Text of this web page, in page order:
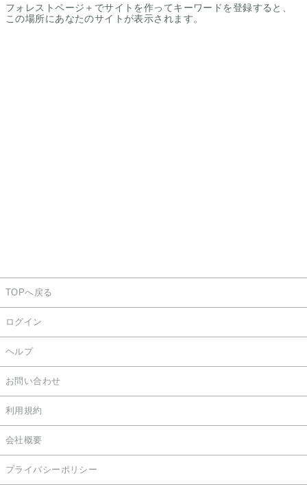
フォレストページ＋でサイトを作ってキーワードを登録すると、
この場所にあなたのサイトが表示されます。
TOPへ戻る
ログイン
ヘルプ
お問い合わせ
利用規約
会社概要
プライバシーポリシー